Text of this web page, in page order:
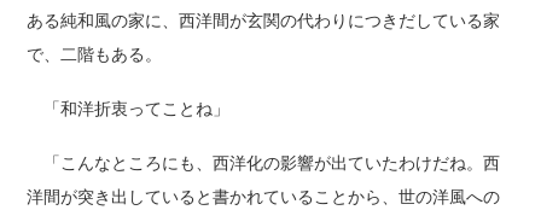
ある純和風の家に、西洋間が玄関の代わりにつきだしている家
で、二階もある。
「和洋折衷ってことね」
「こんなところにも、西洋化の影響が出ていたわけだね。西
洋間が突き出していると書かれていることから、世の洋風への